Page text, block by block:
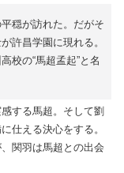
穏が訪れた。だがそ
許昌学園に現れる。
校の“馬超孟起”と名
する馬超。そして劉
仕える決心をする。
関羽は馬超との出会